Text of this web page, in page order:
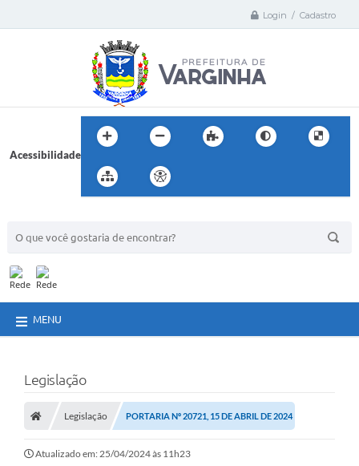
Login / Cadastro
Acessibilidade
MENU
Legislação
Legislação PORTARIA Nº 20721, 15 DE ABRIL DE 2024
Atualizado em: 25/04/2024 às 11h23